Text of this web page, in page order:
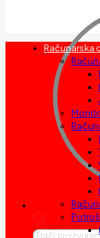
Products
Računarska